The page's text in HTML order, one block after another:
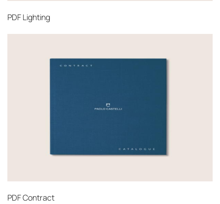
PDFLighting
PDFContract